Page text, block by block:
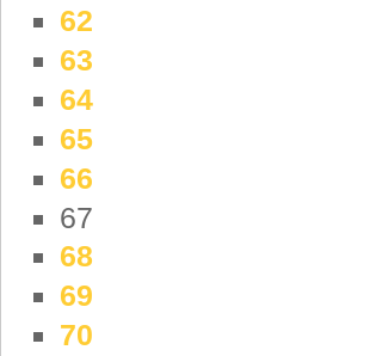
62
63
64
65
66
67
68
69
70